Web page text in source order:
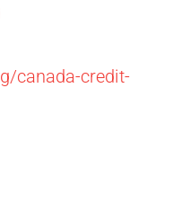
canada-credit-